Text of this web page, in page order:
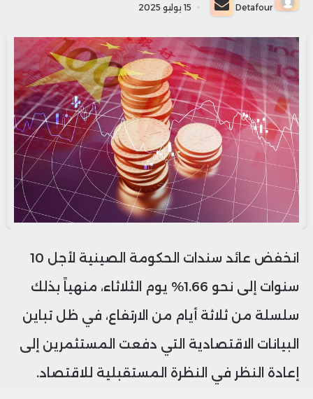
Detafour
أرسل
بريدا
إلكترونيا
15 يوليو 2025
انخفض عائد سندات الحكومة الصينية لأجل 10
سنوات إلى نحو 1.66% يوم الثلاثاء، منهياً بذلك
سلسلة من ثلاثة أيام من الارتفاع، في ظل تباين
البيانات الاقتصادية التي دفعت المستثمرين إلى
إعادة النظر في النظرة المستقبلية للاقتصاد.